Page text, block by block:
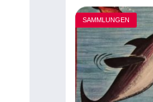
SAMMLUNGEN